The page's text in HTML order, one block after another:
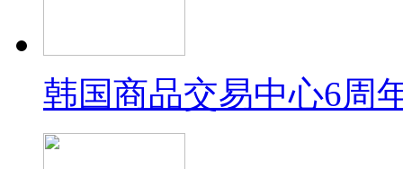
韩国商品交易中心6周